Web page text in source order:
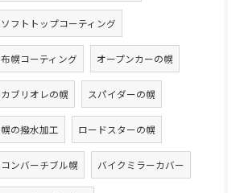
ソフトトップコーティング
布幌コーティング オープンカーの幌
カブリオレの幌 スパイダーの幌
幌の撥水加工 ロードスターの幌
コンバーチブル幌 バイクミラーカバー